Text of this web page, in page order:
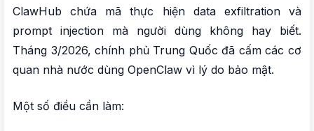
ClawHub chứa mã thực hiện data exfiltration và
prompt injection mà người dùng không hay biết.
Tháng 3/2026, chính phủ Trung Quốc đã cấm các cơ
quan nhà nước dùng OpenClaw vì lý do bảo mật.
Một số điều cần làm: